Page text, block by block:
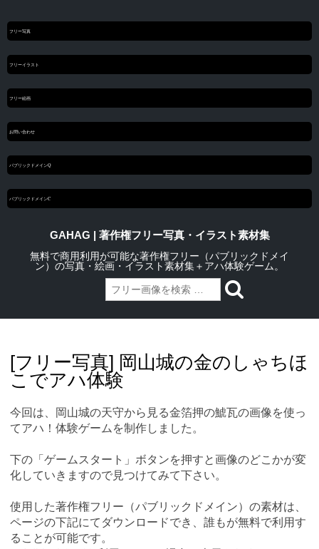
フリー写真
フリーイラスト
フリー絵画
お問い合わせ
パブリックドメインQ
パブリックドメインC
GAHAG | 著作権フリー写真・イラスト素材集
無料で商用利用が可能な著作権フリー（パブリックドメイ
ン）の写真・絵画・イラスト素材集＋アハ体験ゲーム。
content[フリー写真] 岡山城の金のしゃちほ
こでアハ体験
今回は、岡山城の天守から見る金箔押の鯱瓦の画像を使っ
てアハ！体験ゲームを制作しました。
下の「ゲームスタート」ボタンを押すと画像のどこかが変
化していきますので見つけてみて下さい。
使用した著作権フリー（パブリックドメイン）の素材は、
ページの下記にてダウンロードでき、誰もが無料で利用す
ることが可能です。